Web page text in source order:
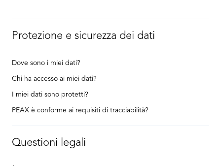
Protezione e sicurezza dei dati
Dove sono i miei dati?
Chi ha accesso ai miei dati?
I miei dati sono protetti?
PEAX è conforme ai requisiti di tracciabilità?
Questioni legali